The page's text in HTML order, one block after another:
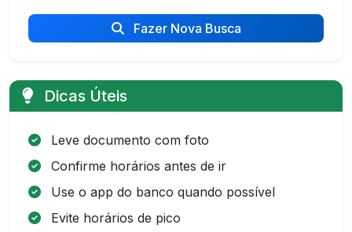
Fazer Nova Busca
Dicas Úteis
Leve documento com foto
Confirme horários antes de ir
Use o app do banco quando possível
Evite horários de pico